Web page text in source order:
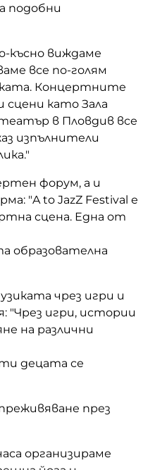
подобни
късно виждаме
все по-голям
Концертните
сцени като Зала
в Пловдив все
изпълнители
форум, а и
"A to JazZ Festival е
сцена. Една от
образователна
чрез игри и
"Чрез игри, истории
на различни
децата се
през
организираме